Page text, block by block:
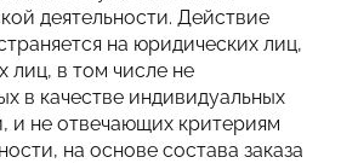
деятельности. Действие
на юридических лиц,
лиц, в том числе не
в качестве индивидуальных
и не отвечающих критериям
на основе состава заказа